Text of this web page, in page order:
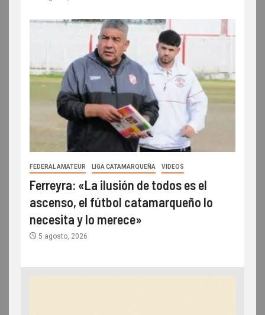
FEDERAL AMATEUR LIGA CATAMARQUEÑA VIDEOS
Ferreyra: «La ilusión de todos es el
ascenso, el fútbol catamarqueño lo
necesita y lo merece»
5 agosto, 2026